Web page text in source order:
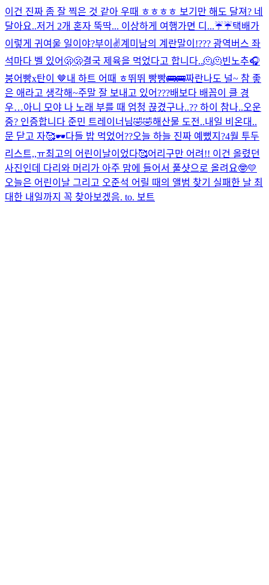
이건 진짜 좀 잘 찍은 것 같아 우때 ㅎㅎㅎㅎ 보기만 해도 달져? 네
달아요..저거 2개 혼자 뚝딱... 이상하게 여행가면 디...☔️☔️택배가
이렇게 귀여울 일이야?부이✌️계미남의 계란말이!??? 광역버스 좌
석마다 벨 있어🫢🫢결국 제육을 먹었다고 합니다..🫠🫠빈노추🎧
붕어빵x탄이 🤎내 하트 어때 ㅎ뛰뛰 빵빵🚌🚌짜란나도 널~ 참 좋
은 애라고 생각해~주말 잘 보내고 있어???배보다 배꼽이 클 경
우…아니 모야 나 노래 부를 때 엄청 끊겼구나..?? 하이 참나..오운
중? 인증합니다 준민 트레이너님🤣🤣해산물 도전..내일 비온대..
문 닫고 자🥰🕶️다들 밥 먹었어??오늘 하늘 진짜 예뻤지?4월 투두
리스트,,ㅠ최고의 어린이날이었다🥰어리구만 어려!! 이건 올렸던
사진인데 다리와 머리가 아주 맘에 들어서 풀샷으로 올려요🤓💛
오늘은 어린이날 그리고 오준석 어릴 때의 앨범 찾기 실패한 날 최
대한 내일까지 꼭 찾아보겠음. to. 보트